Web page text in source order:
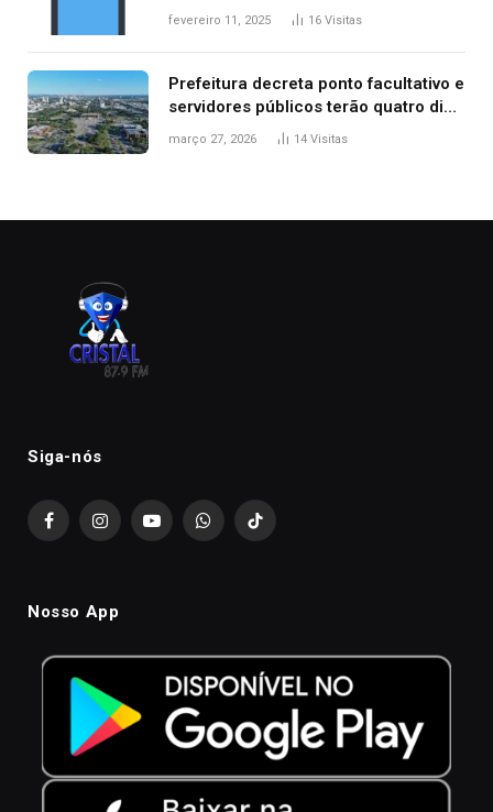
contra dois filhos, diz polícia
fevereiro 11, 2025 16 Visitas
Prefeitura decreta ponto facultativo e
servidores públicos terão quatro dias
de folga na Semana Santa
março 27, 2026 14 Visitas
Siga-nós
FacebookInstagramYouTubeWhatsAppTikTok
Nosso App